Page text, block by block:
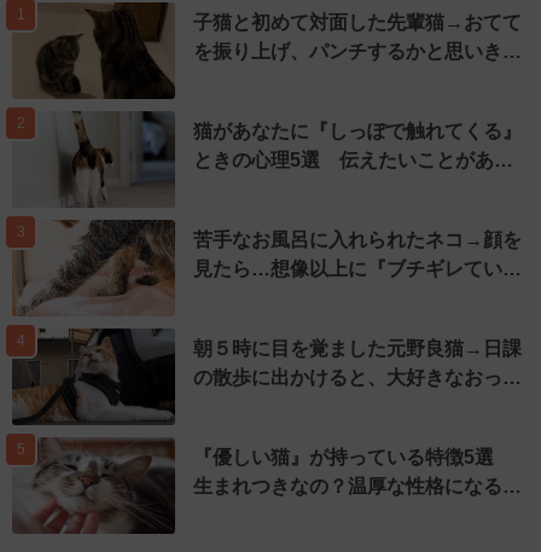
1
子猫と初めて対面した先輩猫→おてて
を振り上げ、パンチするかと思いき…
2
猫があなたに『しっぽで触れてくる』
ときの心理5選 伝えたいことがあ…
3
苦手なお風呂に入れられたネコ→顔を
見たら…想像以上に『ブチギレてい…
4
朝５時に目を覚ました元野良猫→日課
の散歩に出かけると、大好きなおっ…
5
『優しい猫』が持っている特徴5選
生まれつきなの？温厚な性格になる…